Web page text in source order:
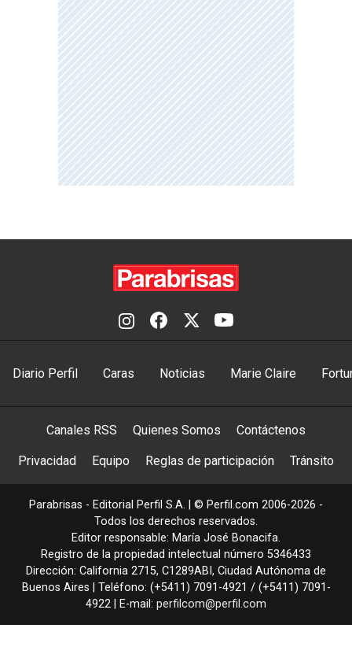
Diario Perfil Caras Noticias Marie Claire
Canales RSS Quienes Somos Contáctenos
Privacidad Equipo Reglas de participación Tránsito
Parabrisas - Editorial Perfil S.A. | © Perfil.com 2006-2026 -
Todos los derechos reservados.
Editor responsable: María José Bonacifa.
Registro de la propiedad intelectual número 5346433
Dirección: California 2715, C1289ABI , Ciudad Autónoma de
Buenos Aires | Teléfono: (+5411) 7091-4921 / (+5411) 7091-
4922 | E-mail: perfilcom@perfil.com